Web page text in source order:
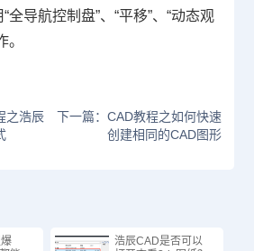
全导航控制盘”、“平移”、“动态观
之浩辰
下一篇：CAD教程之如何快速
创建相同的CAD图形
浩辰CAD是否可以